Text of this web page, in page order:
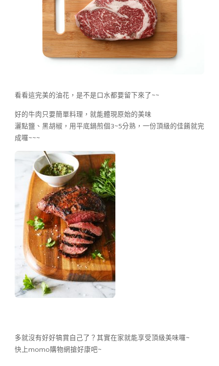
看看這完美的油花，是不是口水都要留下來了~~
好的牛肉只要簡單料理，就能體現原始的美味
灑點鹽、黑胡椒，用平底鍋煎個3~5分熟，一份頂級的佳餚就完
成囉~~~
多就沒有好好犒賞自己了？其實在家就能享受頂級美味囉~
快上momo購物網搶好康吧~